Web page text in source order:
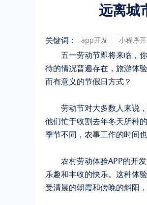
远离城
关键词： app开发 小程序
待的情况普遍存在，旅游体
而有意义的节假日方式？
他们忙于收割去年冬天所种
季节不同，农事工作的时间也
乐趣和丰收的快乐。这种体
受清晨的朝霞和傍晚的斜阳